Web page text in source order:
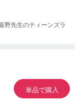
野先生のティーンズラ
単品で購入